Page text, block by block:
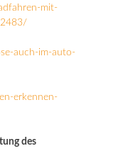
mit-
auch-im-auto-
erkennen-
des